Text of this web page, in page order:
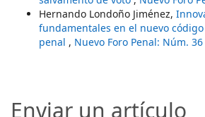
Hernando Londoño Jiménez,
fundamentales en el nuevo
penal , Nuevo Foro Penal: Núm. 36
Enviar un artículo